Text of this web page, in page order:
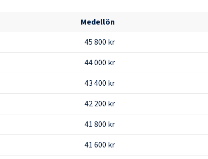
Medellön
45 800 kr
44 000 kr
43 400 kr
42 200 kr
41 800 kr
41 600 kr